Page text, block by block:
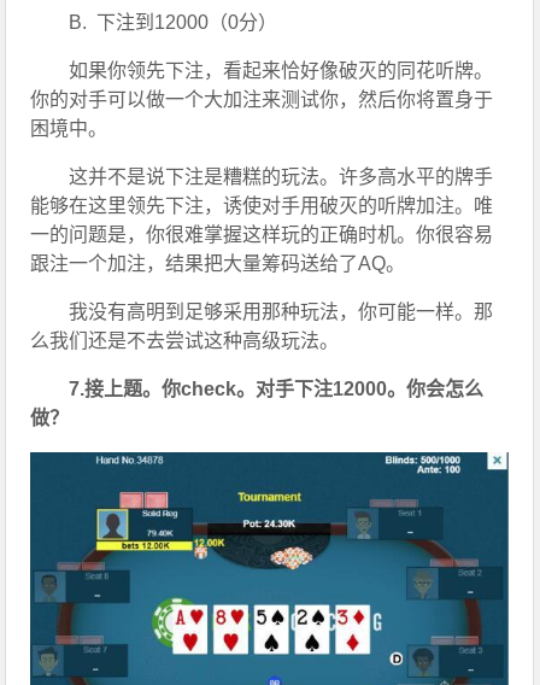
B.  下注到12000（0分）
如果你领先下注，看起来恰好像破灭的同花听牌。
你的对手可以做一个大加注来测试你，然后你将置身于
困境中。
这并不是说下注是糟糕的玩法。许多高水平的牌手
能够在这里领先下注，诱使对手用破灭的听牌加注。唯
一的问题是，你很难掌握这样玩的正确时机。你很容易
跟注一个加注，结果把大量筹码送给了AQ。
我没有高明到足够采用那种玩法，你可能一样。那
么我们还是不去尝试这种高级玩法。
7.接上题。你check。对手下注12000。你会怎么
做？